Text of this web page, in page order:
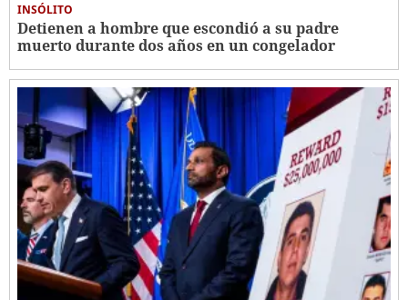
INSÓLITO
Detienen a hombre que escondió a su padre
muerto durante dos años en un congelador